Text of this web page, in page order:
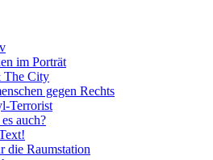
im Porträt
The City
gegen Rechts
Terrorist
auch?
die Raumstation